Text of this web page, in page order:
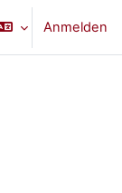
Anmelden